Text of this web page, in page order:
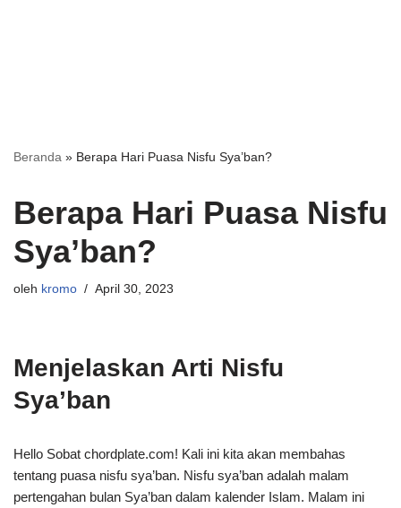
Beranda » Berapa Hari Puasa Nisfu Sya’ban?
Berapa Hari Puasa Nisfu
Sya’ban?
oleh kromo April 30, 2023
Menjelaskan Arti Nisfu
Sya’ban
Hello Sobat chordplate.com! Kali ini kita akan membahas
tentang puasa nisfu sya’ban. Nisfu sya’ban adalah malam
pertengahan bulan Sya’ban dalam kalender Islam. Malam ini